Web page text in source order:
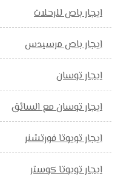
ايجار باص للرحلات
ايجار باص مرسيدس
ايجار توسان
ايجار توسان مع السائق
ايجار تويوتا فورتشنر
ايجار تويوتا كوستر